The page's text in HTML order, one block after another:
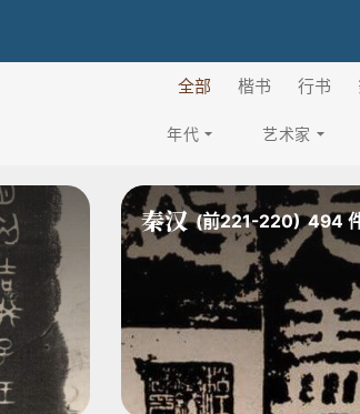
全部 楷书 行书
年代 艺术家
秦汉 (前221-220) 494